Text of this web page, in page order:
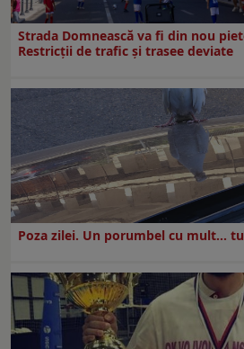
Strada Domnească va fi din nou
Restricţii de trafic şi trasee deviate
Poza zilei. Un porumbel cu mult…